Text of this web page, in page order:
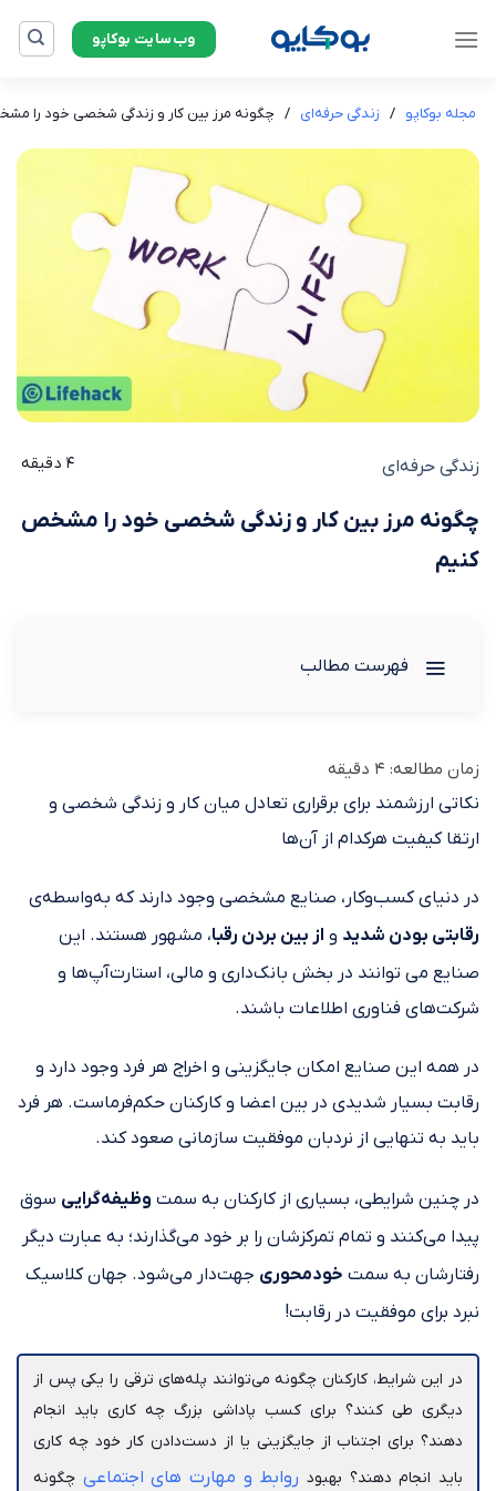
وب‌سایت بوکاپو
مجله بوکاپو / زندگی حرفه‌ای / چگونه مرز بین کار و زندگی شخصی خود را
زندگی حرفه‌ای 4 دقیقه
چگونه مرز بین کار و زندگی شخصی خود را مشخص
کنیم
فهرست مطالب
زمان مطالعه: 4 دقیقه
نکاتی ارزشمند برای برقراری تعادل میان کار و زندگی شخصی و
ارتقا کیفیت هرکدام از آن‌ها
در دنیای کسب‌وکار، صنایع مشخصی وجود دارند که به‌واسطه‌ی
رقابتی بودن شدید و از بین بردن رقبا، مشهور هستند. این
صنایع ‌می توانند در بخش بانک‌داری و مالی، استارت‌آپ‌ها و
شرکت‌های فناوری اطلاعات باشند.
در همه‌ این صنایع امکان جایگزینی و اخراج هر فرد وجود دارد و
رقابت بسیار شدیدی در بین اعضا و کارکنان حکم‌فرماست. هر فرد
باید به تنهایی از نردبان موفقیت سازمانی صعود کند.
در چنین شرایطی، بسیاری از کارکنان به سمت وظیفه‌گرایی سوق
پیدا می‌کنند و تمام تمرکزشان را بر خود می‌گذارند؛ به عبارت دیگر
رفتارشان به سمت خودمحوری جهت‌دار می‌شود. جهان کلاسیک
نبرد برای موفقیت در رقابت!
در این شرایط، کارکنان چگونه می‌توانند پله‌های ترقی را یکی پس از
دیگری طی کنند؟ برای کسب پاداشی بزرگ چه کاری باید انجام
دهند؟ برای اجتناب از جایگزینی یا از دست‌دادن کار خود چه کاری
باید انجام دهند؟ بهبود روابط و مهارت‌ های اجتماعی چگونه